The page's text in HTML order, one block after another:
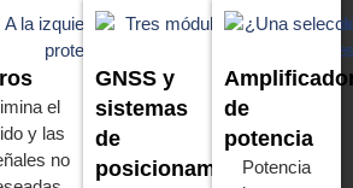
el
y las
no
GNSS y
sistemas
de
posicionamiento
de
potencia
Potencia